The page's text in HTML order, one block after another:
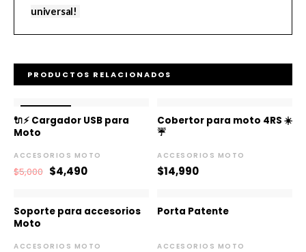
universal!
PRODUCTOS RELACIONADOS
🔌⚡ Cargador USB para
Moto
ACCESORIOS MOTO
$5,000
El
precio
original
$5,000.
$4,490
precio
actual
$4,490.
Cobertor para moto 4RS ☀️
☔
ACCESORIOS MOTO
$14,990
Soporte para accesorios
Moto
ACCESORIOS MOTO
Porta Patente
ACCESORIOS MOTO